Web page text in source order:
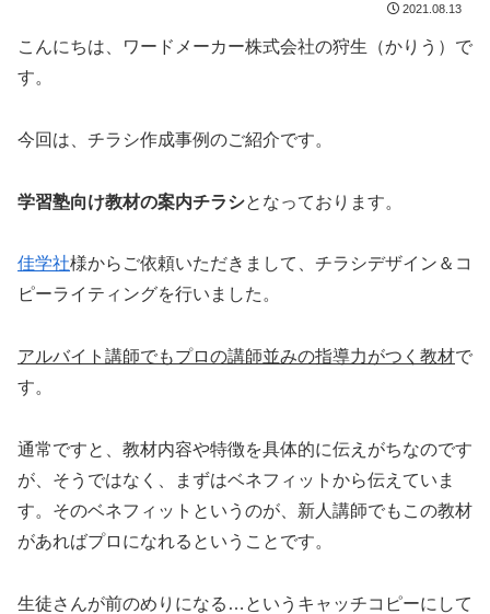
2021.08.13
こんにちは、ワードメーカー株式会社の狩生（かりう）で
す。
今回は、チラシ作成事例のご紹介です。
学習塾向け教材の案内チラシとなっております。
佳学社様からご依頼いただきまして、チラシデザイン＆コ
ピーライティングを行いました。
アルバイト講師でもプロの講師並みの指導力がつく教材で
す。
通常ですと、教材内容や特徴を具体的に伝えがちなのです
が、そうではなく、まずはベネフィットから伝えていま
す。そのベネフィットというのが、新人講師でもこの教材
があればプロになれるということです。
生徒さんが前のめりになる…というキャッチコピーにして